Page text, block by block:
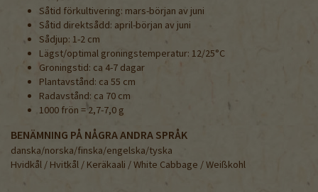
Såtid förkultivering: mars-början av juni
Såtid direktsådd: april-början av juni
Sådjup: 1-2 cm
Lägst/optimal groningstemperatur: 12/25°C
Groningstid: ca 4-7 dagar
Plantavstånd: ca 55 cm
Radavstånd: ca 70 cm
1000 frön = 2,7-7,0 g
BENÄMNING PÅ NÅGRA ANDRA SPRÅK
danska/norska/finska/engelska/tyska
Hvidkål / Hvitkål / Keräkaali / White Cabbage / Weißkohl